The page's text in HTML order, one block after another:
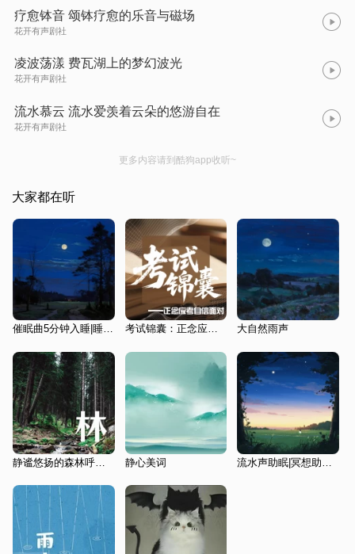
疗愈钵音 颂钵疗愈的乐音与磁场
花开有声剧社
凌波荡漾 费瓦湖上的梦幻波光
花开有声剧社
流水慕云 流水爱羡着云朵的悠游自在
花开有声剧社
更多内容请到酷狗app收听~
大家都在听
催眠曲5分钟入睡|睡眠曲|放松大脑舒缓解压|安眠曲快速入睡 考试锦囊：正念应考自信面对 大自然雨声
静心美词